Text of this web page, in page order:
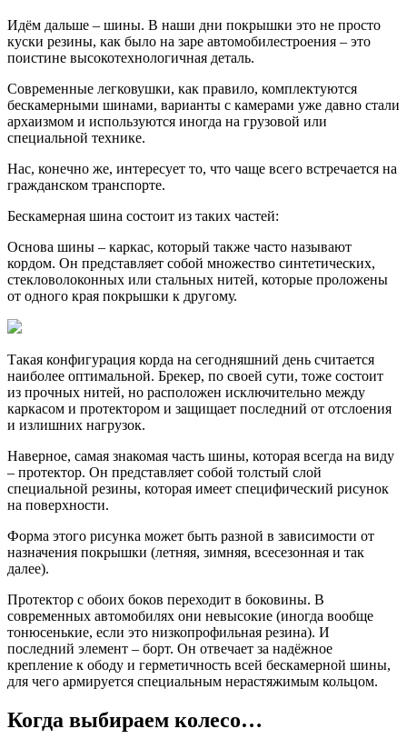
Идём дальше – шины. В наши дни покрышки это не просто
куски резины, как было на заре автомобилестроения – это
поистине высокотехнологичная деталь.
Современные легковушки, как правило, комплектуются
бескамерными шинами, варианты с камерами уже давно стали
архаизмом и используются иногда на грузовой или
специальной технике.
Нас, конечно же, интересует то, что чаще всего встречается на
гражданском транспорте.
Бескамерная шина состоит из таких частей:
Основа шины – каркас, который также часто называют
кордом. Он представляет собой множество синтетических,
стекловолоконных или стальных нитей, которые проложены
от одного края покрышки к другому.
Такая конфигурация корда на сегодняшний день считается
наиболее оптимальной. Брекер, по своей сути, тоже состоит
из прочных нитей, но расположен исключительно между
каркасом и протектором и защищает последний от отслоения
и излишних нагрузок.
Наверное, самая знакомая часть шины, которая всегда на виду
– протектор. Он представляет собой толстый слой
специальной резины, которая имеет специфический рисунок
на поверхности.
Форма этого рисунка может быть разной в зависимости от
назначения покрышки (летняя, зимняя, всесезонная и так
далее).
Протектор с обоих боков переходит в боковины. В
современных автомобилях они невысокие (иногда вообще
тонюсенькие, если это низкопрофильная резина). И
последний элемент – борт. Он отвечает за надёжное
крепление к ободу и герметичность всей бескамерной шины,
для чего армируется специальным нерастяжимым кольцом.
Когда выбираем колесо…